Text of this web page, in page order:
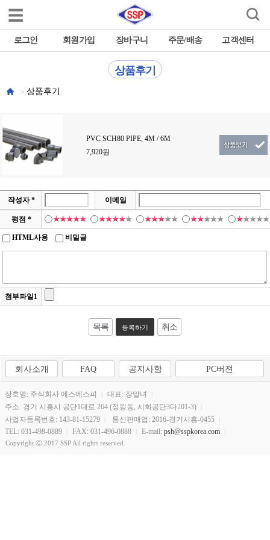
로그인 회원가입 장바구니 주문/배송 고객센터

상품후기
상품후기
PVC SCH80 PIPE, 4M / 6M
7,920원
작성자 * 이메일
평점 *
HTML사용 비밀글
첨부파일1
목록 취소
회사소개 FAQ 공지사항 PC버젼
상호명: 주식회사 에스에스피
대표: 장말녀
주소: 경기 시흥시 공단1대로 264 (정왕동, 시화공단3다201-3)
사업자등록번호: 143-81-15279
통신판매업: 2016-경기시흥-0455
TEL: 031-498-0889
FAX: 031-496-0888 E-mail:psh@sspkorea.com
Copyright ⓒ 2017 SSP All rights reserved.